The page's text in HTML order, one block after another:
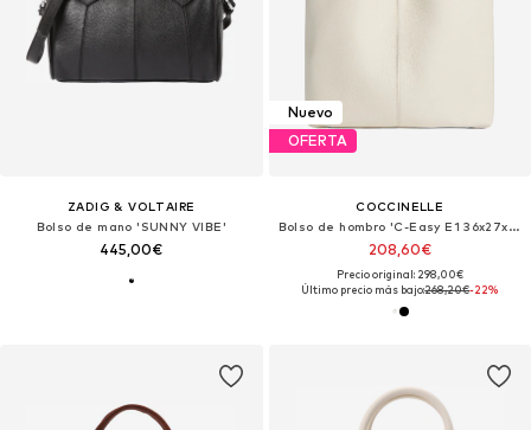
ZADIG & VOLTAIRE
Bolso de mano 'SUNNY VIBE'
445,00€
Nuevo
OFERTA
COCCINELLE
Bolso de hombro 'C-Easy E1 36x27x15 cm'
208,60€
Precio original: 298,00€
Último precio más bajo:268,20€-22%